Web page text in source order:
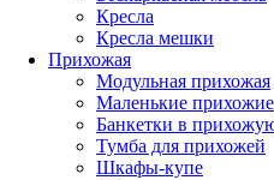
Кресла
Кресла мешки
Прихожая
Модульная прихожая
Маленькие прихожие
Банкетки в
Тумба для прихожей
Шкафы-купе